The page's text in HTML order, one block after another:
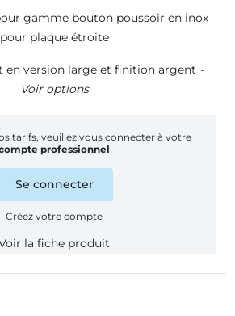
gamme bouton poussoir en inox
pour plaque étroite
en version large et finition argent -
Voir options
tarifs, veuillez vous connecter à votre
professionnel
Se connecter
Créez votre compte
la fiche produit